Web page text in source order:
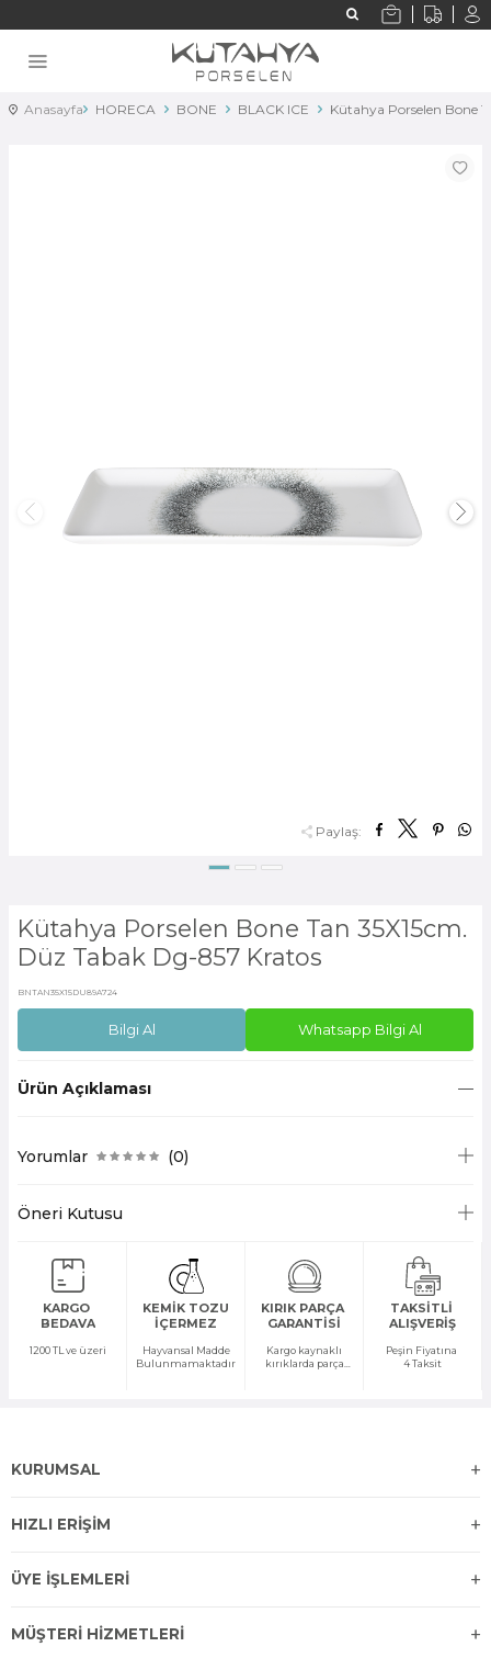
Anasayfa HORECA BONE BLACK ICE Kütahya Porselen Bone
Paylaş:
Kütahya Porselen Bone Tan 35X15cm.
Düz Tabak Dg-857 Kratos
BNTAN35X15DU89A724
Bilgi Al Whatsapp Bilgi Al
Ürün Açıklaması
Yorumlar (0)
Öneri Kutusu
KARGO
BEDAVA
1200 TL ve üzeri
KEMİK TOZU
İÇERMEZ
Hayvansal Madde
Bulunmamaktadır
KIRIK PARÇA
GARANTİSİ
Kargo kaynaklı
kırıklarda parça
TAKSİTLİ
ALIŞVERİŞ
Peşin Fiyatına
4 Taksit
KURUMSAL
HIZLI ERİŞİM
ÜYE İŞLEMLERİ
MÜŞTERİ HİZMETLERİ